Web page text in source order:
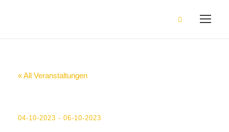
« All Veranstaltungen
04-10-2023 - 06-10-2023